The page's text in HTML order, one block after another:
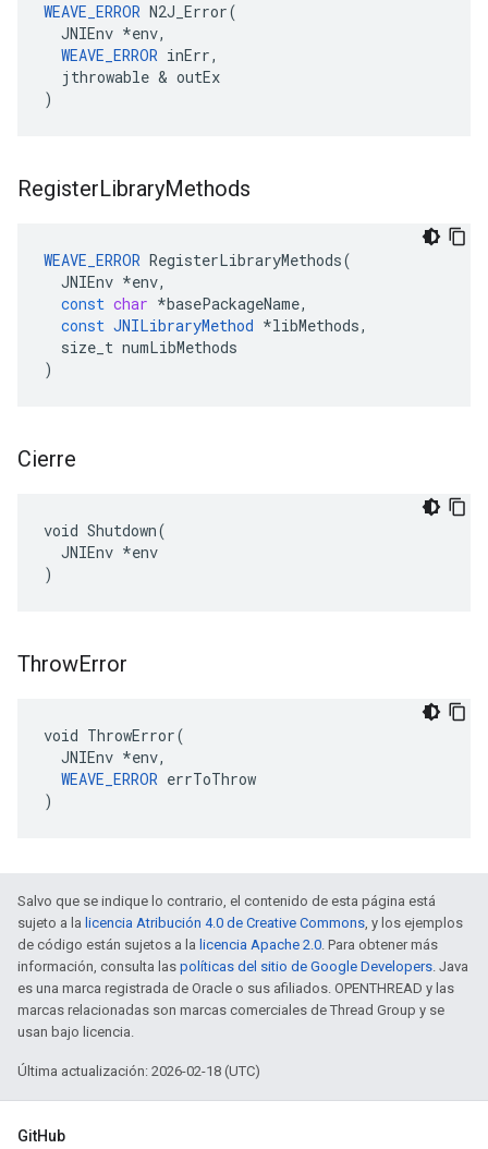
WEAVE_ERROR N2J_Error(
  JNIEnv *env,
WEAVE_ERROR inErr,
  jthrowable & outEx
)
RegisterLibraryMethods
WEAVE_ERROR RegisterLibraryMethods(
JNIEnv *env,
const char *basePackageName,
const JNILibraryMethod *libMethods,
size_t numLibMethods
)
Cierre
void Shutdown(
  JNIEnv *env
)
ThrowError
void ThrowError(
  JNIEnv *env,
WEAVE_ERROR errToThrow
)
Salvo que se indique lo contrario, el contenido de esta página está
sujeto a la licencia Atribución 4.0 de Creative Commons, y los ejemplos
de código están sujetos a la licencia Apache 2.0. Para obtener más
información, consulta las políticas del sitio de Google Developers. Java
es una marca registrada de Oracle o sus afiliados. OPENTHREAD y las
marcas relacionadas son marcas comerciales de Thread Group y se
usan bajo licencia.
Última actualización: 2026-02-18 (UTC)
GitHub